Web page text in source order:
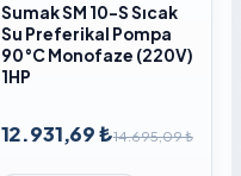
Sumak SM 10-S Sıcak
Su Preferikal Pompa
90°C Monofaze (220V)
1HP
12.931,69 ₺14.695,09 ₺